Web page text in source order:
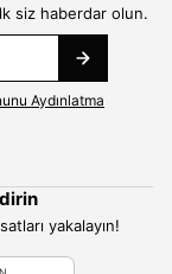
siz haberdar olun.
Aydınlatma
yakalayın!